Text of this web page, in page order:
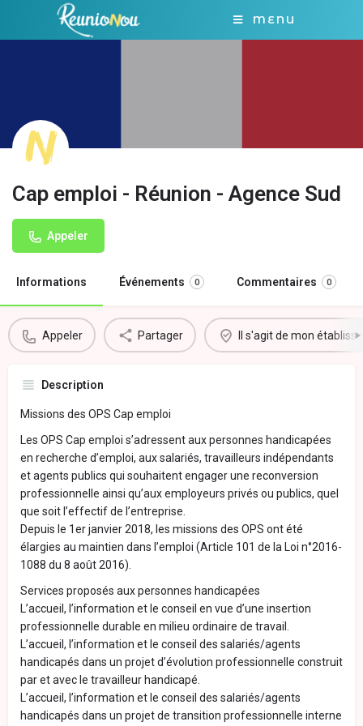
MENU
Cap emploi - Réunion - Agence Sud
Appeler
Informations Événements 0 Commentaires 0
Appeler Partager Il s'agit de mon
Description
Missions des OPS Cap emploi
Les OPS Cap emploi s’adressent aux personnes handicapées
en recherche d’emploi, aux salariés, travailleurs indépendants
et agents publics qui souhaitent engager une reconversion
professionnelle ainsi qu’aux employeurs privés ou publics, quel
que soit l’effectif de l’entreprise.
Depuis le 1er janvier 2018, les missions des OPS ont été
élargies au maintien dans l’emploi (Article 101 de la Loi n°2016-
1088 du 8 août 2016).
Services proposés aux personnes handicapées
L’accueil, l’information et le conseil en vue d’une insertion
professionnelle durable en milieu ordinaire de travail.
L’accueil, l’information et le conseil des salariés/agents
handicapés dans un projet d’évolution professionnelle construit
par et avec le travailleur handicapé.
L’accueil, l’information et le conseil des salariés/agents
handicapés dans un projet de transition professionnelle interne